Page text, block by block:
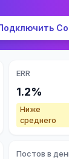
ERR
1.2%
Ниже
среднего
Постов в